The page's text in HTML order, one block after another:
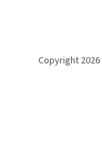
Copyright 2026